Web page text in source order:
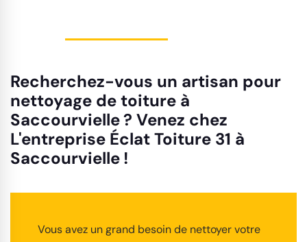
Recherchez-vous un artisan pour
nettoyage de toiture à
Saccourvielle ? Venez chez
L'entreprise Éclat Toiture 31 à
Saccourvielle !
Vous avez un grand besoin de nettoyer votre